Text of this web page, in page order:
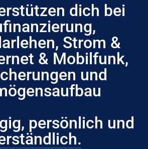
dich bei
Strom &
& Mobilfunk,
und
persönlich und